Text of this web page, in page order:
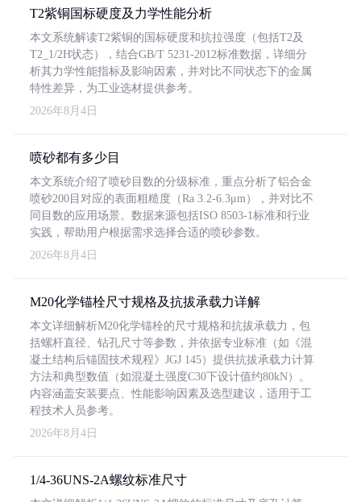
T2紫铜国标硬度及力学性能分析
本文系统解读T2紫铜的国标硬度和抗拉强度（包括T2及
T2_1/2H状态），结合GB/T 5231-2012标准数据，详细分
析其力学性能指标及影响因素，并对比不同状态下的金属
特性差异，为工业选材提供参考。
2026年8月4日
喷砂都有多少目
本文系统介绍了喷砂目数的分级标准，重点分析了铝合金
喷砂200目对应的表面粗糙度（Ra 3.2-6.3μm），并对比不
同目数的应用场景。数据来源包括ISO 8503-1标准和行业
实践，帮助用户根据需求选择合适的喷砂参数。
2026年8月4日
M20化学锚栓尺寸规格及抗拔承载力详解
本文详细解析M20化学锚栓的尺寸规格和抗拔承载力，包
括螺杆直径、钻孔尺寸等参数，并依据专业标准（如《混
凝土结构后锚固技术规程》JGJ 145）提供抗拔承载力计算
方法和典型数值（如混凝土强度C30下设计值约80kN）。
内容涵盖安装要点、性能影响因素及选型建议，适用于工
程技术人员参考。
2026年8月4日
1/4-36UNS-2A螺纹标准尺寸